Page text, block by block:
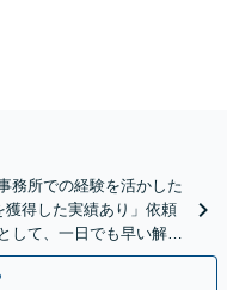
務所での経験を活かした
得した実績あり」依頼
て、一日でも早い解決
相談可】